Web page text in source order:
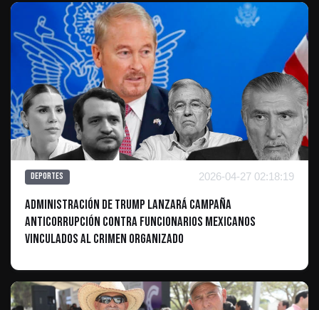
Deportes 2026-04-27 02:18:19
Administración de Trump lanzará campaña
anticorrupción contra funcionarios mexicanos
vinculados al crimen organizado